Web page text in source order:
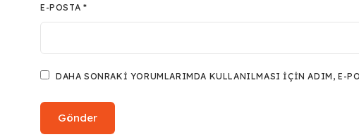
E-POSTA *
DAHA SONRAKI YORUMLARIMDA KULLANILMASI IÇIN ADIM, E-